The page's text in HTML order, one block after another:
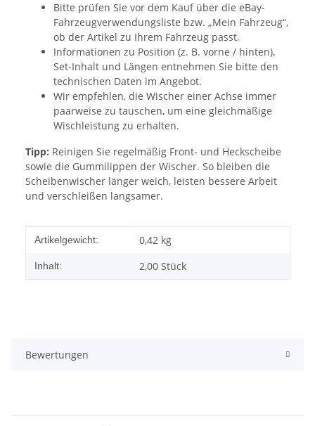
Bitte prüfen Sie vor dem Kauf über die eBay-
Fahrzeugverwendungsliste bzw. „Mein Fahrzeug“,
ob der Artikel zu Ihrem Fahrzeug passt.
Informationen zu Position (z. B. vorne / hinten),
Set-Inhalt und Längen entnehmen Sie bitte den
technischen Daten im Angebot.
Wir empfehlen, die Wischer einer Achse immer
paarweise zu tauschen, um eine gleichmäßige
Wischleistung zu erhalten.
Tipp: Reinigen Sie regelmäßig Front- und Heckscheibe
sowie die Gummilippen der Wischer. So bleiben die
Scheibenwischer länger weich, leisten bessere Arbeit
und verschleißen langsamer.
Produkteigenschaft
Wert
Artikelgewicht: 0,42 kg
Inhalt: 2,00 Stück
Bewertungen